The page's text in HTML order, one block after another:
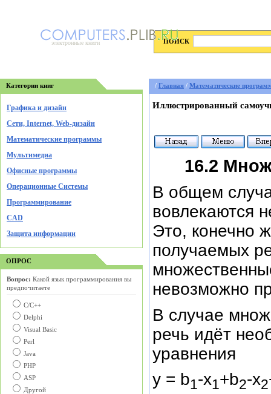
электронные книги ПОИСК
Категории книг
Графика и дизайн
Cети, Internet, Web-дизайн
Математические программы
Мультимедиа
Офисные программы
Операционные Системы
Программирование
CAD
Защита информации
ОПРОС
Вопрос: Какой язык программирования вы
предпочитаете
С/C++
Delphi
Visual Basic
Perl
Java
PHP
ASP
Другой
/ Главная / Математические
Иллюстрированный
16.2
В общем
вовлекаются
Это, конечно
получаемых
невозможно
В случае
речь идёт
уравнения
у = b1-х1+b2-х2